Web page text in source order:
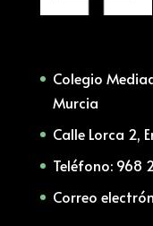
Colegio
Murcia
Calle Lorca 2,
Teléfono: 968
Correo